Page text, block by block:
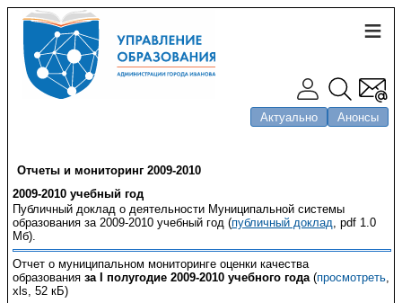
Актуально Анонсы
Отчеты и мониторинг 2009-2010
2009-2010 учебный год
Публичный доклад о деятельности Муниципальной системы
образования за 2009-2010 учебный год (публичный доклад, pdf 1.0
Мб).
Отчет о муниципальном мониторинге оценки качества
образования за I полугодие 2009-2010 учебного года (просмотреть,
xls, 52 кБ)